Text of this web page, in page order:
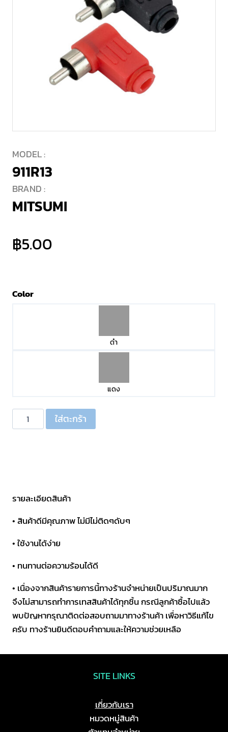
MODEL :
911R13
BRAND :
MITSUMI
฿5.00
Color
ดำ
แดง
จำนวน
ปลั๊ก
งอ
ใส่ตะกร้า
รายละเอียดสินค้า
• สินค้าดีมีคุณภาพ ไม่มีไม่ติดๆดับๆ
• ใช้งานได้ง่าย
• ทนทานต่อความร้อนได้ดี
• เนื่องจากสินค้ารายการนี้ทางร้านจำหน่ายเป็นปริมาณมาก
จึงไม่สามารถทำการเทสสินค้าได้ทุกชิ้น กรณีลูกค้าซื้อไปแล้ว
พบปัญหากรุณาติดต่อสอบถามมาทางร้านค้า เพื่อหาวิธีแก้ไข
ครับ ทางร้านยินดีตอบคำถามและให้ความช่วยเหลือ
SITE LINKS
เกี่ยวกับเรา
หมวดหมู่สินค้า